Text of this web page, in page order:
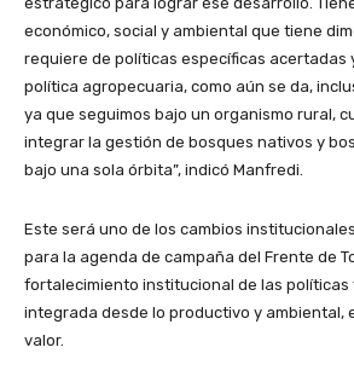
económico, social y ambiental que tiene
requiere de políticas específicas acertadas
política agropecuaria, como aún se da,
ya que seguimos bajo un organismo rural,
integrar la gestión de bosques nativos y
bajo una sola órbita”, indicó Manfredi.
Este será uno de los cambios
para la agenda de campaña del Frente de
fortalecimiento institucional de las
integrada desde lo productivo y ambiental,
valor.